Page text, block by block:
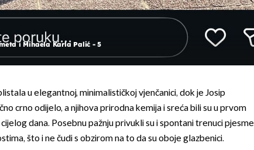
i Mihaela Karla Palić - 5
u elegantnoj, minimalističkoj vjenčanici, dok je Josip
crno odijelo, a njihova prirodna kemija i sreća bili su u prvom
dana. Posebnu pažnju privukli su i spontani trenuci pjesme
što i ne čudi s obzirom na to da su oboje glazbenici.